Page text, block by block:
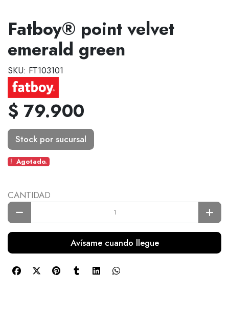
Fatboy® point velvet
emerald green
SKU: FT103101
$ 79.900
Stock por sucursal
Agotado.
CANTIDAD
Avísame cuando llegue